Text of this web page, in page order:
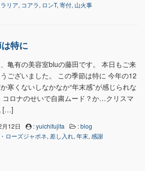
リア, コアラ, ロンT, 寄付, 山火事
特に
亀有の美容室bluの藤田です。 本日もご来
ございました。 この季節は特に 今年の12
寒くないしなかなか“年末感”が感じられな
コロナのせいで自粛ムード？か…クリスマ
[…]
12日 :yuichifujita :blog
ローズジャポネ, 差し入れ, 年末, 感謝